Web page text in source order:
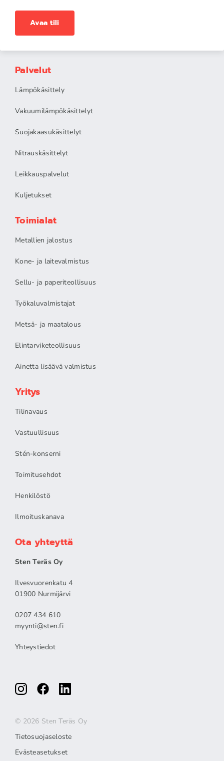
Avaa tili
Palvelut
Lämpökäsittely
Vakuumilämpökäsittelyt
Suojakaasukäsittelyt
Nitrauskäsittelyt
Leikkauspalvelut
Kuljetukset
Toimialat
Metallien jalostus
Kone- ja laitevalmistus
Sellu- ja paperiteollisuus
Työkaluvalmistajat
Metsä- ja maatalous
Elintarviketeollisuus
Ainetta lisäävä valmistus
Yritys
Tilinavaus
Vastuullisuus
Stén-konserni
Toimitusehdot
Henkilöstö
Ilmoituskanava
Ota yhteyttä
Sten Teräs Oy
Ilvesvuorenkatu 4
01900 Nurmijärvi
0207 434 610
myynti@sten.fi
Yhteystiedot
© 2026 Sten Teräs Oy
Tietosuojaseloste
Evästeasetukset